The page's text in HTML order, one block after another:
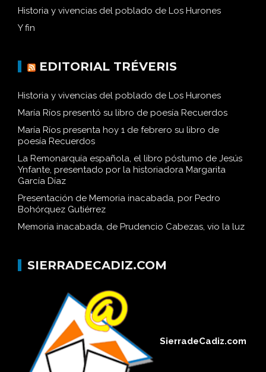
Historia y vivencias del poblado de Los Hurones
Y fin
EDITORIAL TRÉVERIS
Historia y vivencias del poblado de Los Hurones
María Ríos presentó su libro de poesía Recuerdos
María Ríos presenta hoy 1 de febrero su libro de
poesía Recuerdos
La Remonarquía española, el libro póstumo de Jesús
Ynfante, presentado por la historiadora Margarita
García Díaz
Presentación de Memoria inacabada, por Pedro
Bohórquez Gutiérrez
Memoria inacabada, de Prudencio Cabezas, vio la luz
SIERRADECADIZ.COM
SierradeCadiz.com